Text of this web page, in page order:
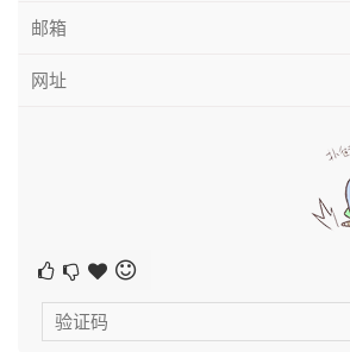
基础，选用浅肉色、淡赭石色铺出亮部
头、颧骨等结构的色彩变化；白色褶领
部叠加浅灰、淡蓝紫（冷色调），营造
物并非单一黑色，而是调入深红、暗紫
灰，暗部加冷调黑紫，初步体现织物的
色，用肉色、浅棕区分手背与手掌、手
用让色彩过渡自然，大色块融合为后续
间。